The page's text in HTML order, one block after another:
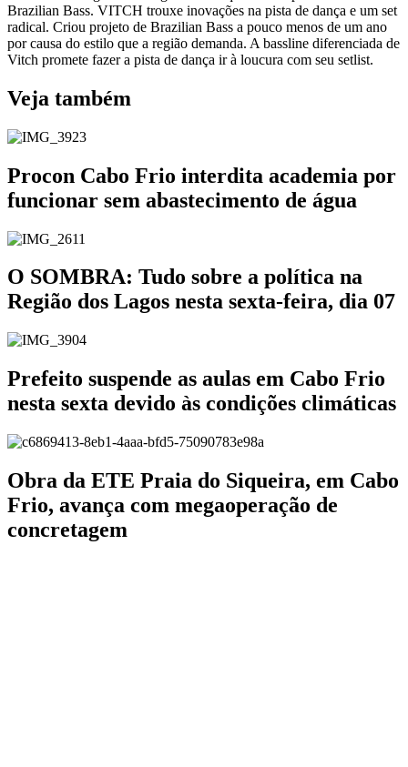
Brazilian Bass. VITCH trouxe inovações na pista de dança e um set
radical. Criou projeto de Brazilian Bass a pouco menos de um ano
por causa do estilo que a região demanda. A bassline diferenciada de
Vitch promete fazer a pista de dança ir à loucura com seu setlist.
Veja também
Procon Cabo Frio interdita academia por
funcionar sem abastecimento de água
O SOMBRA: Tudo sobre a política na
Região dos Lagos nesta sexta-feira, dia 07
Prefeito suspende as aulas em Cabo Frio
nesta sexta devido às condições climáticas
Obra da ETE Praia do Siqueira, em Cabo
Frio, avança com megaoperação de
concretagem